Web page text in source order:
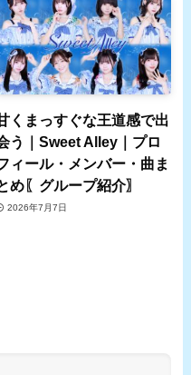
くまっすぐな王道感で出
う｜Sweet Alley｜プロ
ィール・メンバー・曲ま
め〖グループ紹介〗
2026年7月7日